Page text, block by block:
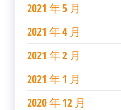
2021 年 5 月
2021 年 4 月
2021 年 2 月
2021 年 1 月
2020 年 12 月